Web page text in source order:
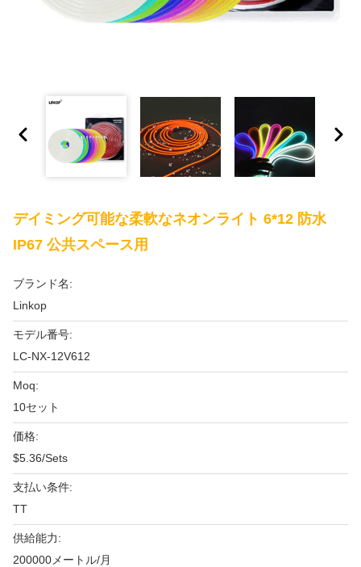
デイミング可能な柔軟なネオンライト 6*12 防水
IP67 公共スペース用
ブランド名:
Linkop
モデル番号:
LC-NX-12V612
Moq:
10セット
価格:
$5.36/Sets
支払い条件:
TT
供給能力:
200000メートル/月